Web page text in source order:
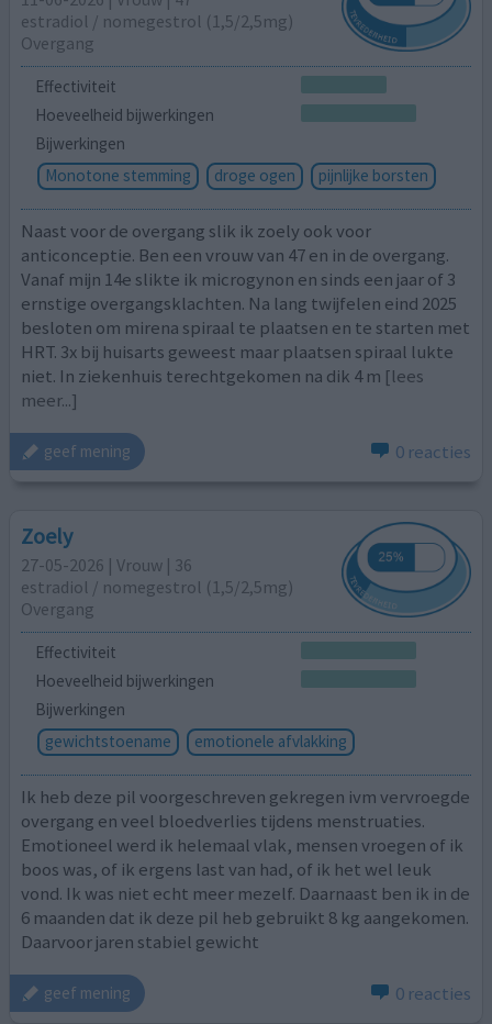
estradiol / nomegestrol (1,5/2,5mg)
Overgang
Effectiviteit
Hoeveelheid bijwerkingen
Bijwerkingen
Monotone stemming
droge ogen pijnlijke borsten
Naast voor de overgang slik ik zoely ook voor
anticonceptie. Ben een vrouw van 47 en in de overgang.
Vanaf mijn 14e slikte ik microgynon en sinds een jaar of 3
ernstige overgangsklachten. Na lang twijfelen eind 2025
besloten om mirena spiraal te plaatsen en te starten met
HRT. 3x bij huisarts geweest maar plaatsen spiraal lukte
niet. In ziekenhuis terechtgekomen na dik 4 m [lees
meer...]
geef mening 0 reacties
Zoely
27-05-2026 | Vrouw | 36
estradiol / nomegestrol (1,5/2,5mg)
Overgang
Effectiviteit
Hoeveelheid bijwerkingen
Bijwerkingen
gewichtstoename
emotionele afvlakking
Ik heb deze pil voorgeschreven gekregen ivm vervroegde
overgang en veel bloedverlies tijdens menstruaties.
Emotioneel werd ik helemaal vlak, mensen vroegen of ik
boos was, of ik ergens last van had, of ik het wel leuk
vond. Ik was niet echt meer mezelf. Daarnaast ben ik in de
6 maanden dat ik deze pil heb gebruikt 8 kg aangekomen.
Daarvoor jaren stabiel gewicht
geef mening 0 reacties